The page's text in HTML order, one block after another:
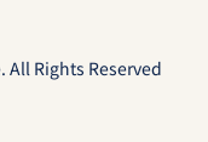
All Rights Reserved